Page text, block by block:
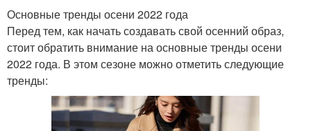
Основные тренды осени 2022 года
Перед тем, как начать создавать свой осенний образ,
стоит обратить внимание на основные тренды осени
2022 года. В этом сезоне можно отметить следующие
тренды: